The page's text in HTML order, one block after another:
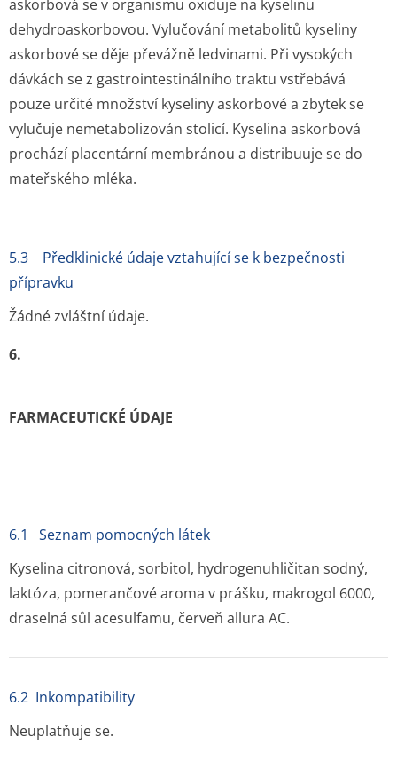
askorbová se v organismu oxiduje na kyselinu
dehydroaskorbovou. Vylučování metabolitů kyseliny
askorbové se děje převážně ledvinami. Při vysokých
dávkách se z gastrointes­tinálního traktu vstřebává
pouze určité množství kyseliny askorbové a zbytek se
vylučuje nemetabolizován stolicí. Kyselina askorbová
prochází placentární membránou a distribuuje se do
mateřského mléka.
5.3 Předklinické údaje vztahující se k bezpečnosti
přípravku
Žádné zvláštní údaje.
6.
FARMACEUTICKÉ ÚDAJE
6.1 Seznam pomocných látek
Kyselina citronová, sorbitol, hydrogenuhličitan sodný,
laktóza, pomerančové aroma v prášku, makrogol 6000,
draselná sůl acesulfamu, červeň allura AC.
6.2 Inkompatibility
Neuplatňuje se.